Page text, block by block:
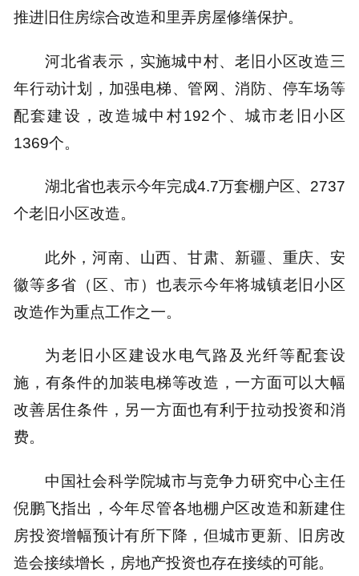
推进旧住房综合改造和里弄房屋修缮保护。
河北省表示，实施城中村、老旧小区改造三
年行动计划，加强电梯、管网、消防、停车场等
配套建设，改造城中村192个、城市老旧小区
1369个。
湖北省也表示今年完成4.7万套棚户区、2737
个老旧小区改造。
此外，河南、山西、甘肃、新疆、重庆、安
徽等多省（区、市）也表示今年将城镇老旧小区
改造作为重点工作之一。
为老旧小区建设水电气路及光纤等配套设
施，有条件的加装电梯等改造，一方面可以大幅
改善居住条件，另一方面也有利于拉动投资和消
费。
中国社会科学院城市与竞争力研究中心主任
倪鹏飞指出，今年尽管各地棚户区改造和新建住
房投资增幅预计有所下降，但城市更新、旧房改
造会接续增长，房地产投资也存在接续的可能。